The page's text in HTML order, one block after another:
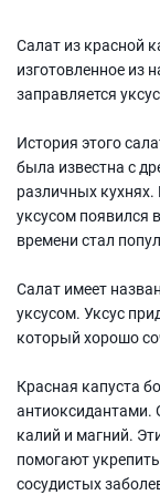
Салат из красной
изготовленное из
заправляется
История этого
была известна с
различных
уксусом появился
времени стал
Салат имеет
уксусом. Уксус
который хорошо
Красная капуста
антиоксидантами.
калий и магний.
помогают
сосудистых